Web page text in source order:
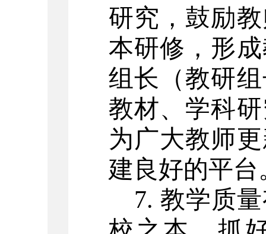
研究，鼓励
本研修，形
组长（教研
教材、学科
为广大教师
建良好的平台
7. 教学质